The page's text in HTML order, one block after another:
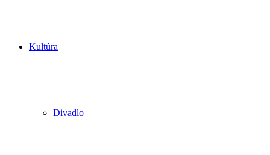
Kultúra
Divadlo